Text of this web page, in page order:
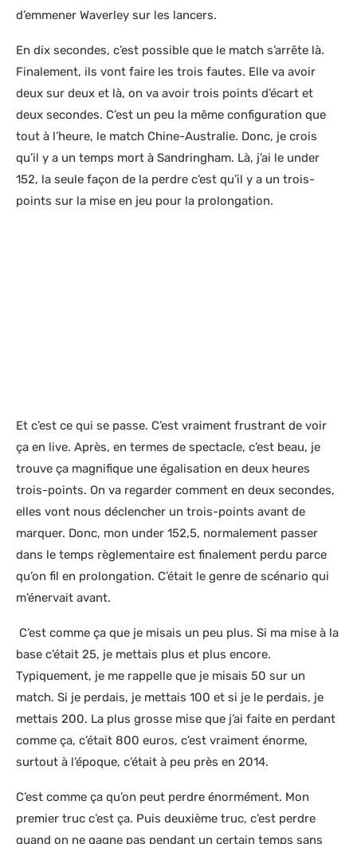
d’emmener Waverley sur les lancers.
En dix secondes, c’est possible que le match s’arrête là.
Finalement, ils vont faire les trois fautes. Elle va avoir
deux sur deux et là, on va avoir trois points d’écart et
deux secondes. C’est un peu la même configuration que
tout à l’heure, le match Chine-Australie. Donc, je crois
qu’il y a un temps mort à Sandringham. Là, j’ai le under
152, la seule façon de la perdre c’est qu’il y a un trois-
points sur la mise en jeu pour la prolongation.
Et c’est ce qui se passe. C’est vraiment frustrant de voir
ça en live. Après, en termes de spectacle, c’est beau, je
trouve ça magnifique une égalisation en deux heures
trois-points. On va regarder comment en deux secondes,
elles vont nous déclencher un trois-points avant de
marquer. Donc, mon under 152,5, normalement passer
dans le temps règlementaire est finalement perdu parce
qu’on fil en prolongation. C’était le genre de scénario qui
m’énervait avant.
C’est comme ça que je misais un peu plus. Si ma mise à la
base c’était 25, je mettais plus et plus encore.
Typiquement, je me rappelle que je misais 50 sur un
match. Si je perdais, je mettais 100 et si je le perdais, je
mettais 200. La plus grosse mise que j’ai faite en perdant
comme ça, c’était 800 euros, c’est vraiment énorme,
surtout à l’époque, c’était à peu près en 2014.
C’est comme ça qu’on peut perdre énormément. Mon
premier truc c’est ça. Puis deuxième truc, c’est perdre
quand on ne gagne pas pendant un certain temps sans